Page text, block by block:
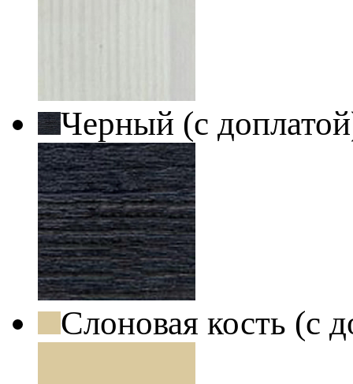
Черный (с
Слоновая кость (с